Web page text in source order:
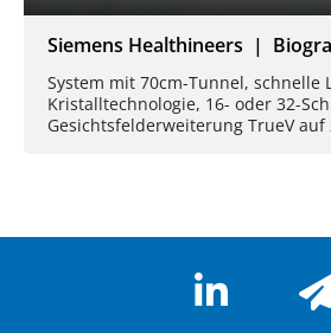
Siemens Healthineers |
System mit 70cm-Tunnel, schnelle
Kristalltechnologie, 16- oder 32-
Gesichtsfelderweiterung TrueV auf